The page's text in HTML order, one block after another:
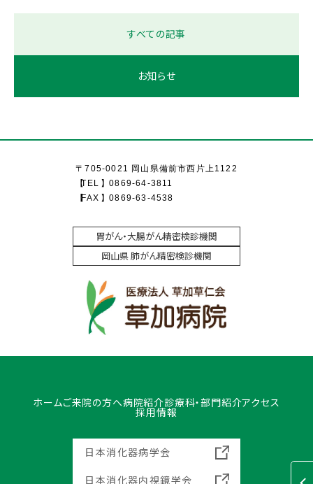
すべての記事
お知らせ
〒705-0021 岡山県備前市西片上1122
TEL
0869-64-3811
FAX
0869-63-4538
胃がん・大腸がん精密検診機関
岡山県 肺がん精密検診機関
ホームご来院の方へ病院紹介診療科・部門紹介アクセス
採用情報
日本消化器病学会
日本消化器内視鏡学会